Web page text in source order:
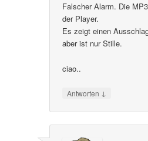
Falscher Alarm. Die
der Player.
Es zeigt einen
aber ist nur Stille.
ciao..
Antworten ↓